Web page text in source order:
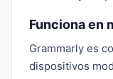
Funciona en
Grammarly es
dispositivos